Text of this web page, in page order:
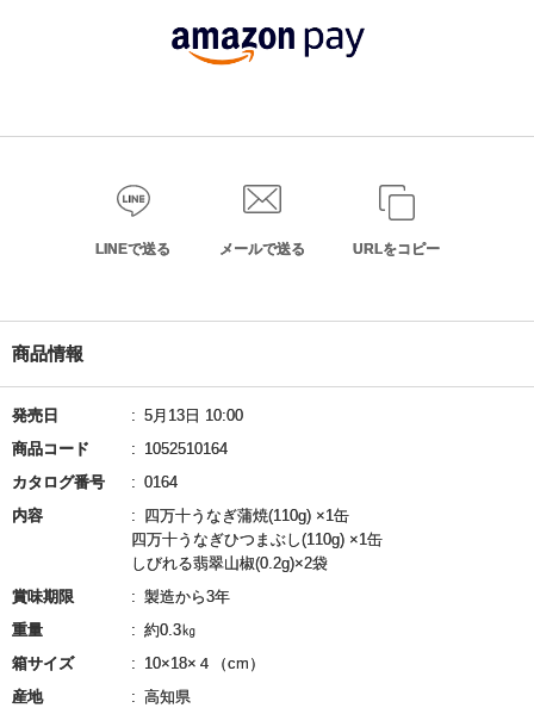
LINEで送る メールで送る URLをコピー
商品情報
発売日
5月13日 10:00
商品コード
1052510164
カタログ番号
0164
内容
四万十うなぎ蒲焼(110g) ×1缶
四万十うなぎひつまぶし(110g) ×1缶
しびれる翡翠山椒(0.2g)×2袋
賞味期限
製造から3年
重量
約0.3㎏
箱サイズ
10×18×４（cm）
産地
高知県